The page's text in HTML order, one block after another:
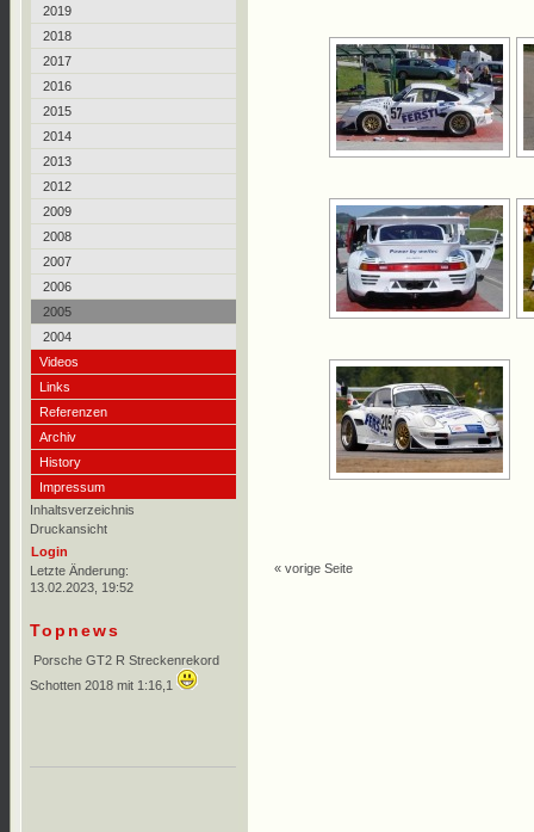
2019
2018
2017
2016
2015
2014
2013
2012
2009
2008
2007
2006
2005
2004
Videos
Links
Referenzen
Archiv
History
Impressum
Inhaltsverzeichnis
Druckansicht
Login
Letzte Änderung:
13.02.2023, 19:52
Topnews
Porsche GT2 R Streckenrekord
Schotten 2018 mit 1:16,1
« vorige Seite